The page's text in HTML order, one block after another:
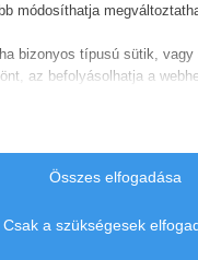
módosíthatja
bizonyos típusú sütik, vagy
az befolyásolhatja a
és szolgáltatások
Ezek a sütik és
hozzájárulását.
Összes elfogadása
Csak a szükségesek